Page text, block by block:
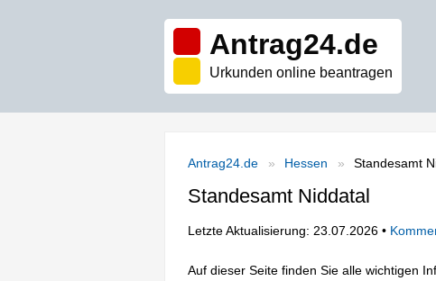
Antrag24.de
Urkunden online beantragen
Antrag24.de Hessen Standesamt
Standesamt Niddatal
Letzte Aktualisierung: 23.07.2026 •
Auf dieser Seite finden Sie alle wichtigen